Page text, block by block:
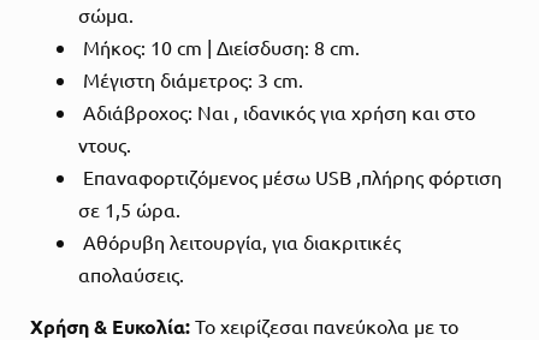
σώμα.
Μήκος: 10 cm | Διείσδυση: 8 cm.
Μέγιστη διάμετρος: 3 cm.
Αδιάβροχος: Ναι , ιδανικός για χρήση και στο
ντους.
Επαναφορτιζόμενος μέσω USB ,πλήρης φόρτιση
σε 1,5 ώρα.
Αθόρυβη λειτουργία, για διακριτικές
απολαύσεις.
Χρήση & Ευκολία: Το χειρίζεσαι πανεύκολα με το